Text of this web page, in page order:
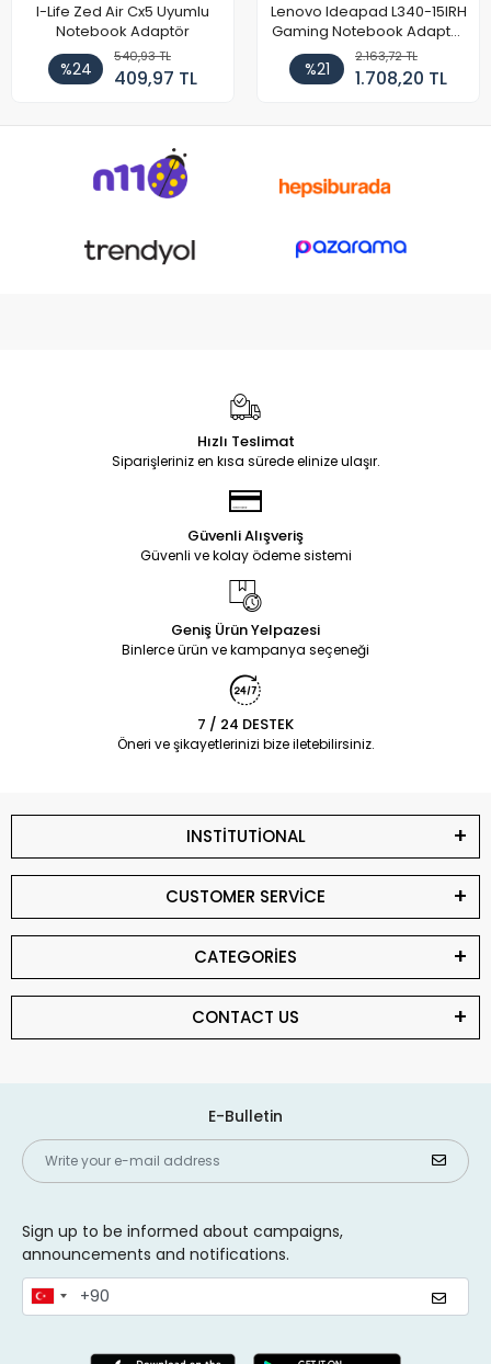
I-Life Zed Air Cx5 Uyumlu
Notebook Adaptör
%24
540,93 TL
409,97 TL
Lenovo Ideapad L340-15IRH
Gaming Notebook Adaptör
Cihazı Şarj Aleti (150W)
%21
2.163,72 TL
1.708,20 TL
Hızlı Teslimat
Siparişleriniz en kısa sürede elinize ulaşır.
Güvenli Alışveriş
Güvenli ve kolay ödeme sistemi
Geniş Ürün Yelpazesi
Binlerce ürün ve kampanya seçeneği
7 / 24 DESTEK
Öneri ve şikayetlerinizi bize iletebilirsiniz.
INSTİTUTİONAL
CUSTOMER SERVİCE
CATEGORİES
CONTACT US
E-Bulletin
Sign up to be informed about campaigns,
announcements and notifications.